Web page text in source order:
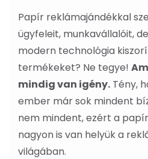
Papír reklámajándékkal
ügyfeleit, munkavállalóit,
modern technológia
termékeket? Ne tegye!
mindig van igény. Tény,
ember már sok mindent
nem mindent, ezért a
nagyon is van helyük a
világában.